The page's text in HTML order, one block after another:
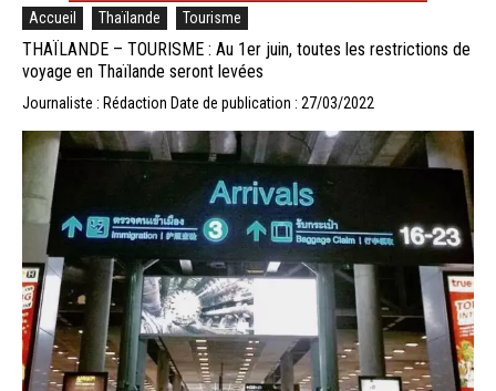
Accueil Thaïlande Tourisme
THAÏLANDE – TOURISME : Au 1er juin, toutes les restrictions de
voyage en Thaïlande seront levées
Journaliste : Rédaction Date de publication : 27/03/2022